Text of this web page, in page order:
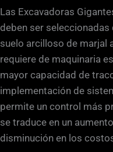
Las Excavadoras
deben ser
suelo arcilloso de marjal
requiere de maquinaria
mayor capacidad de
implementación de
permite un control más
se traduce en un
disminución en los